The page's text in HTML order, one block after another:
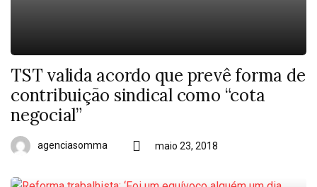
TST valida acordo que prevê forma de
contribuição sindical como “cota
negocial”
agenciasomma maio 23, 2018